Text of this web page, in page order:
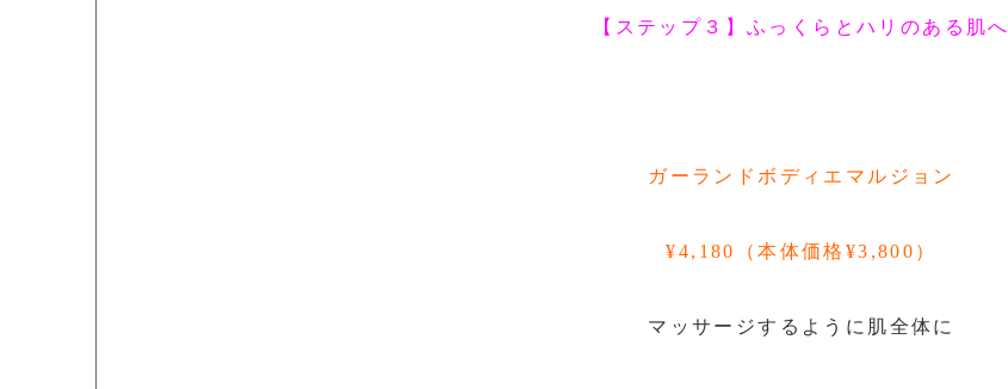
【ステップ３】ふっくらとハリのある肌へ
ガーランドボディエマルジョン
¥4,180（本体価格¥3,800）
マッサージするように肌全体に